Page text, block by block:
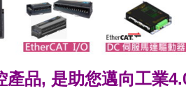
品, 是助您邁向工業